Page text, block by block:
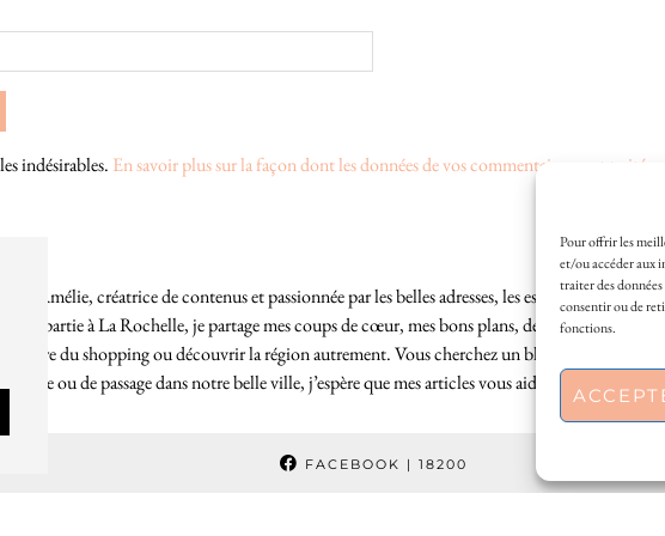
Pour offrir les
et/ou accéder aux
traiter des
consentir ou de
fonctions.
indésirables. En savoir plus sur la façon dont les données de vos commentaires sont traitées
Amélie, créatrice de contenus et passionnée par les belles adresses, les escapades locales
partie à La Rochelle, je partage mes coups de cœur, mes bons plans, des idées de sorties
faire du shopping ou découvrir la région autrement. Vous cherchez un blog lifestyle à La
ou de passage dans notre belle ville, j’espère que mes articles vous aideront à profiter
FACEBOOK | 18200